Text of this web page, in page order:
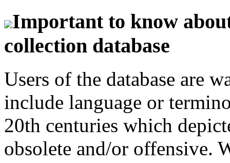
Important to know
collection database
Users of the database are
include language or
20th centuries which
obsolete and/or offensive.